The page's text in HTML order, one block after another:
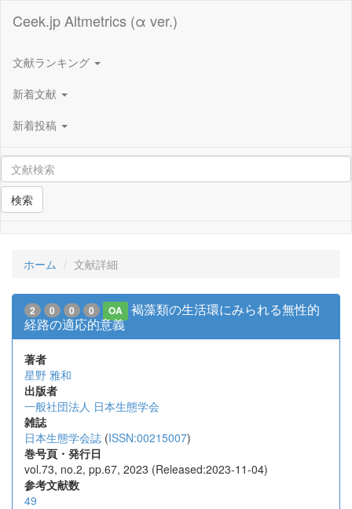
Ceek.jp Altmetrics (α ver.)
文献ランキング
新着文献
新着投稿
検索
ホーム 文献詳細
2 0 0 0 OA
褐藻類の生活環にみられる無性的
経路の適応的意義
著者
星野 雅和
出版者
一般社団法人 日本生態学会
雑誌
日本生態学会誌 (ISSN:00215007)
巻号頁・発行日
vol.73, no.2, pp.67, 2023 (Released:2023-11-04)
参考文献数
49